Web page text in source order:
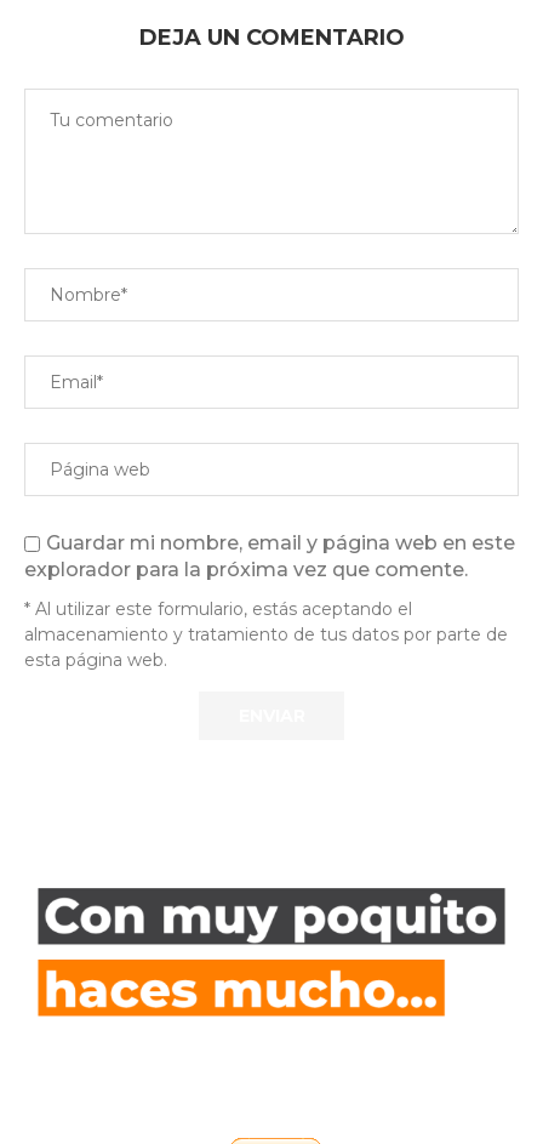
DEJA UN COMENTARIO
Guardar mi nombre, email y página web en este
explorador para la próxima vez que comente.
* Al utilizar este formulario, estás aceptando el
almacenamiento y tratamiento de tus datos por parte de
esta página web.